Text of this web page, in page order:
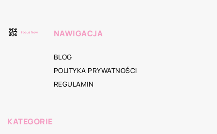
NAWIGACJA
BLOG
POLITYKA PRYWATNOŚCI
REGULAMIN
KATEGORIE